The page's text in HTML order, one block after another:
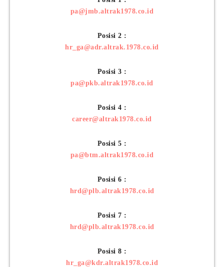
pa@jmb.altrak1978.co.id
Posisi 2 :
hr_ga@adr.altrak.1978.co.id
Posisi 3 :
pa@pkb.altrak1978.co.id
Posisi 4 :
career@altrak1978.co.id
Posisi 5 :
pa@btm.altrak1978.co.id
Posisi 6 :
hrd@plb.altrak1978.co.id
Posisi 7 :
hrd@plb.altrak1978.co.id
Posisi 8 :
hr_ga@kdr.altrak1978.co.id